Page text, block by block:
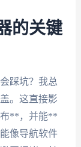
的关键
踩坑？我总
。这直接影
**，并能**
像导航软件